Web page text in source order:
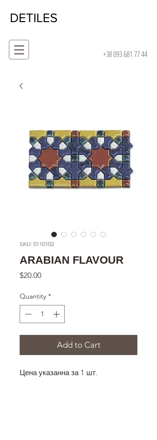
DETILES
+38 093 681 77 44
SKU: 0110102
ARABIAN FLAVOUR
$20.00Price
Quantity *
Add to Cart
Цена указанна за 1 шт.